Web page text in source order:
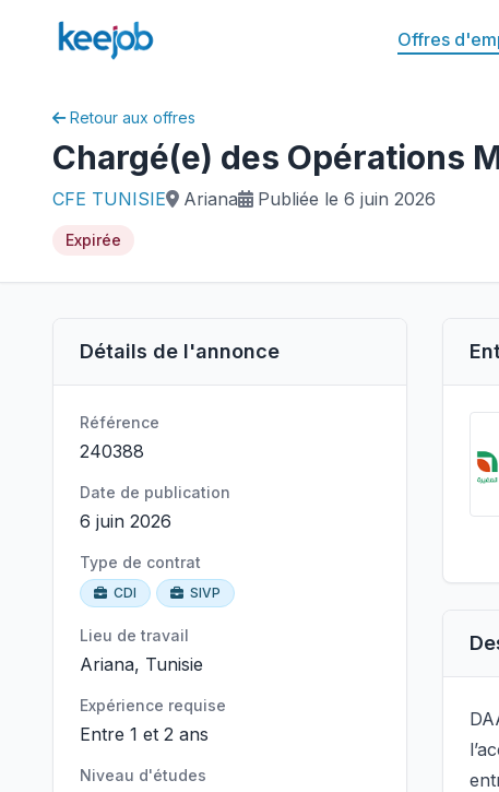
Offres
Retour aux offres
Chargé(e) des Opérations
CFE TUNISIE Ariana Publiée le 6 juin 2026
Expirée
Détails de l'annonce
Référence
240388
Date de publication
6 juin 2026
Type de contrat
CDI SIVP
Lieu de travail
Ariana, Tunisie
Expérience requise
Entre 1 et 2 ans
Niveau d'études